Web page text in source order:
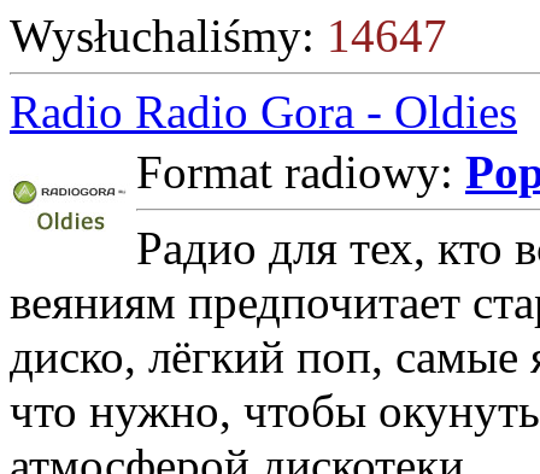
Wysłuchaliśmy: 14647
Radio Radio Gora - Oldies
Format radiowy:
Радио для тех,
веяниям предпочитает
диско, лёгкий поп,
что нужно, чтобы